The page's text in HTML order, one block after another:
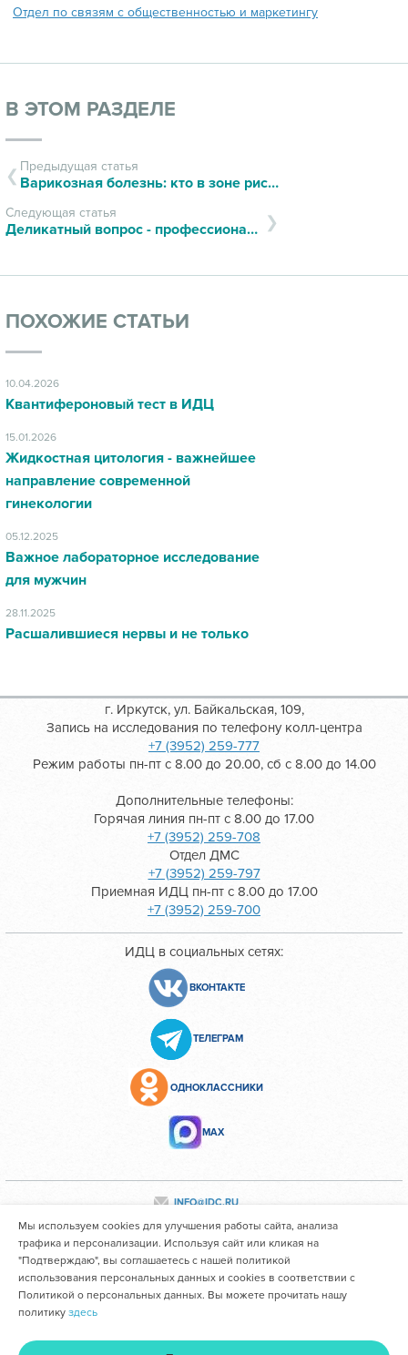
Отдел по связям с общественностью и маркетингу
В ЭТОМ РАЗДЕЛЕ
Предыдущая статья
Варикозная болезнь: кто в зоне риска и какие современные подходы в лечении существуют
Следующая статья
Деликатный вопрос - профессиональный ответ
ПОХОЖИЕ СТАТЬИ
10.04.2026
Квантифероновый тест в ИДЦ
15.01.2026
Жидкостная цитология - важнейшее
направление современной
гинекологии
05.12.2025
Важное лабораторное исследование
для мужчин
28.11.2025
Расшалившиеся нервы и не только
г. Иркутск, ул. Байкальская, 109,
Запись на исследования по телефону колл-центра
+7 (3952) 259-777
Режим работы пн-пт с 8.00 до 20.00, сб с 8.00 до 14.00
Дополнительные телефоны:
Горячая линия пн-пт с 8.00 до 17.00
+7 (3952) 259-708
Отдел ДМС
+7 (3952) 259-797
Приемная ИДЦ пн-пт с 8.00 до 17.00
+7 (3952) 259-700
ИДЦ в социальных сетях:
ВКОНТАКТЕ
ТЕЛЕГРАМ
ОДНОКЛАССНИКИ
МАХ
INFO@IDC.RU
Все персональные данные сотрудников размещены с их
согласия
Областное государственное автономное учреждение
здравоохранения "Иркутский областной клинический
Мы используем cookies для улучшения работы сайта, анализа
трафика и персонализации. Используя сайт или кликая на
"Подтверждаю", вы соглашаетесь с нашей политикой
использования персональных данных и cookies в соответствии с
Политикой о персональных данных. Вы можете прочитать нашу
политику здесь